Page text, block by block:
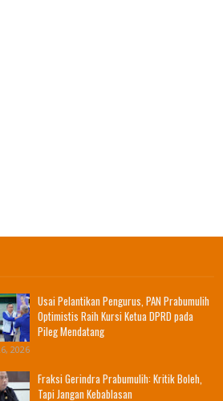
Usai Pelantikan Pengurus, PAN Prabumulih
Optimistis Raih Kursi Ketua DPRD pada
Pileg Mendatang
2026
Fraksi Gerindra Prabumulih: Kritik Boleh,
Tapi Jangan Kebablasan